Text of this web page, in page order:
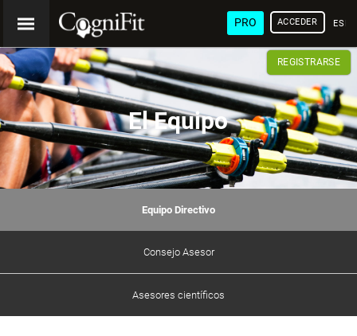
PRO ACCEDER
REGISTRARSE
El Equipo
Equipo Directivo
Consejo Asesor
Asesores científicos